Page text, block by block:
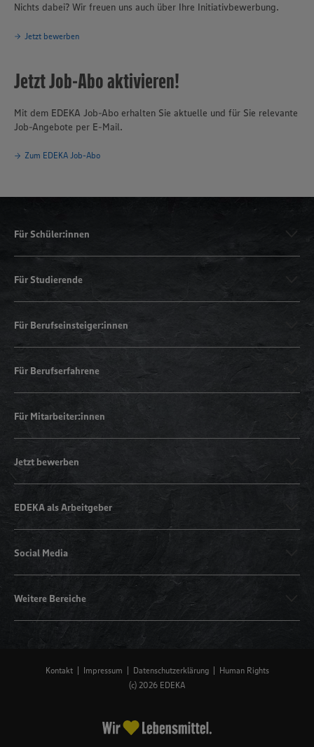
Nichts dabei? Wir freuen uns auch über Ihre Initiativbewerbung.
Jetzt bewerben
Jetzt Job-Abo aktivieren!
Mit dem EDEKA Job-Abo erhalten Sie aktuelle und für Sie relevante
Job-Angebote per E-Mail.
Zum EDEKA Job-Abo
Für Schüler:innen
Für Studierende
Für Berufseinsteiger:innen
Für Berufserfahrene
Für Mitarbeiter:innen
Jetzt bewerben
EDEKA als Arbeitgeber
Social Media
Weitere Bereiche
Kontakt Impressum Datenschutzerklärung
Human Rights
(c) 2026 EDEKA